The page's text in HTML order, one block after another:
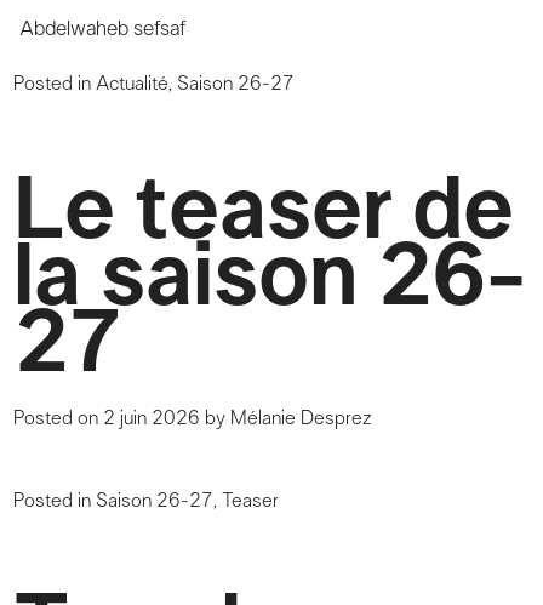
Abdelwaheb sefsaf
Posted inActualité, Saison 26-27
Le teaser de
la saison 26-
27
Posted on 2 juin 2026 by Mélanie Desprez
Posted in Saison 26-27, Teaser